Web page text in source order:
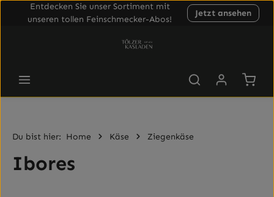
Entdecken Sie unser Sortiment mit
unseren tollen Feinschmecker-Abos!
Jetzt ansehen
Du bist hier: Home Käse Ziegenkäse
Ibores